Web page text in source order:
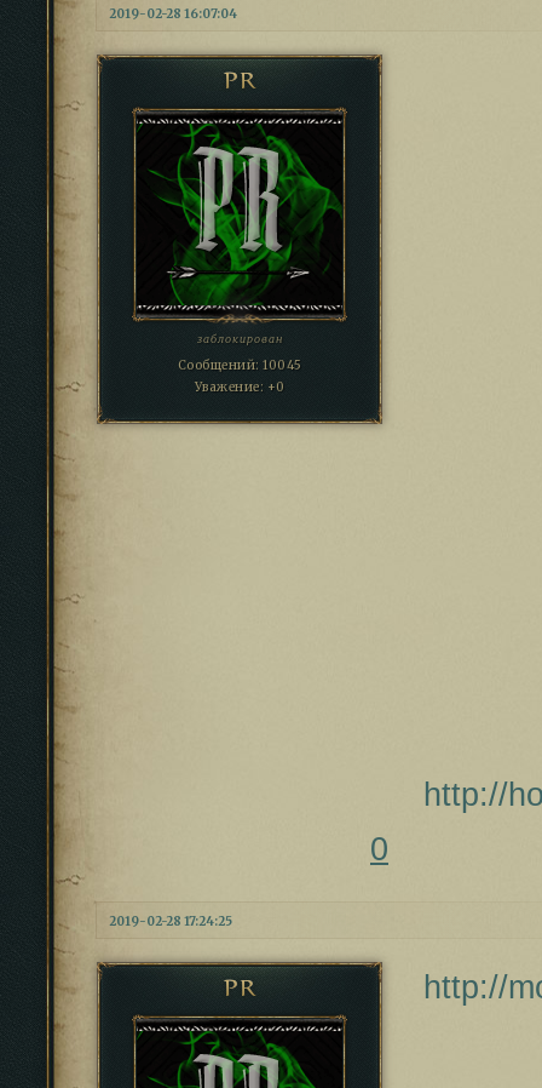
2019-02-28 16:07:04
PR
заблокирован
Сообщений: 10045
Уважение: +0
http://
0
2019-02-28 17:24:25
PR http://